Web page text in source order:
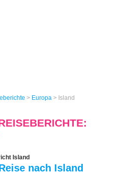
> Europa > Island
Island
nach Island